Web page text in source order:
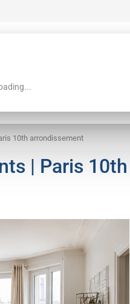
10th arrondissement
| Paris 10th